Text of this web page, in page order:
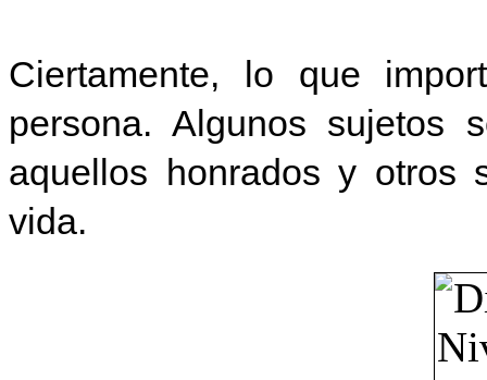
Ciertamente, lo que
persona. Algunos sujetos
aquellos honrados y otros
vida.